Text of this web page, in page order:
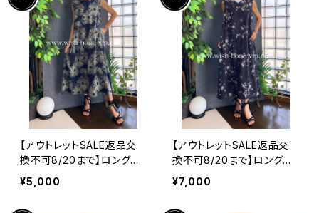
(L)(XL)
【アウトレットSALE返品交
換不可8/20まで】ロングワ
ンピース・マキシワンピー
ス・サラッと軽やか春夏ワン
¥5,000
【アウトレットSALE返品交
換不可8/20まで】ロングワ
ンピース・マキシワンピー
ス・サラッと軽やか春夏ワン
¥7,000